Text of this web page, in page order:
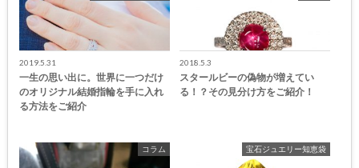
2019.5.31
一生の思い出に。世界に一つだけ
のオリジナル結婚指輪を手に入れ
る方法をご紹介
2018.5.3
スタールビーの偽物が増えてい
る！？その見分け方をご紹介！
コラム 宝石ジュエリー知恵袋